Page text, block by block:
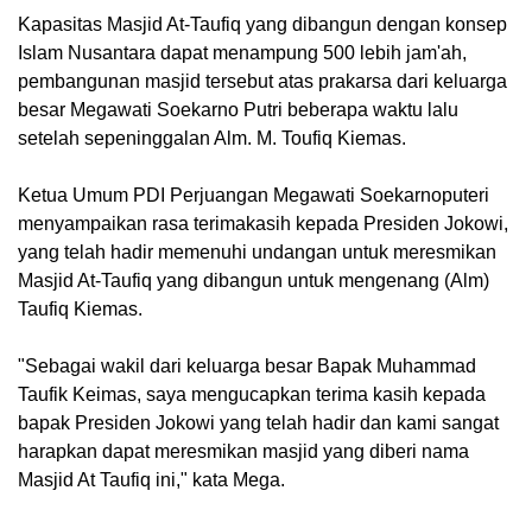
Kapasitas Masjid At-Taufiq yang dibangun dengan konsep
Islam Nusantara dapat menampung 500 lebih jam'ah,
pembangunan masjid tersebut atas prakarsa dari keluarga
besar Megawati Soekarno Putri beberapa waktu lalu
setelah sepeninggalan Alm. M. Toufiq Kiemas.
Ketua Umum PDI Perjuangan Megawati Soekarnoputeri
menyampaikan rasa terimakasih kepada Presiden Jokowi,
yang telah hadir memenuhi undangan untuk meresmikan
Masjid At-Taufiq yang dibangun untuk mengenang (Alm)
Taufiq Kiemas.
"Sebagai wakil dari keluarga besar Bapak Muhammad
Taufik Keimas, saya mengucapkan terima kasih kepada
bapak Presiden Jokowi yang telah hadir dan kami sangat
harapkan dapat meresmikan masjid yang diberi nama
Masjid At Taufiq ini," kata Mega.